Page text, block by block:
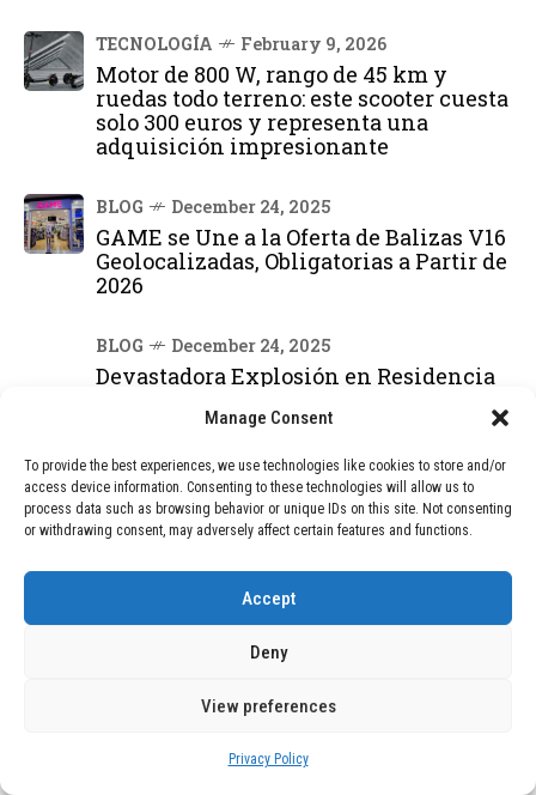
Manage Consent
To provide the best experiences, we use technologies like cookies to store and/or
access device information. Consenting to these technologies will allow us to
process data such as browsing behavior or unique IDs on this site. Not consenting
or withdrawing consent, may adversely affect certain features and functions.
Accept
Deny
View preferences
Privacy Policy
TECNOLOGÍA February 9, 2026
Motor de 800 W, rango de 45 km y
ruedas todo terreno: este scooter cuesta
solo 300 euros y representa una
adquisición impresionante
BLOG December 24, 2025
GAME se Une a la Oferta de Balizas V16
Geolocalizadas, Obligatorias a Partir de
2026
BLOG December 24, 2025
Devastadora Explosión en Residencia
Menos Dos Víctimas Fatales
DEAL OF THE MONTH
01
Vídeo impactante: BYD revela en
grabación cómo añadir 400 km de rango
en apenas 5 minutos de carga
Motor de 800 W, rango de 45 km y